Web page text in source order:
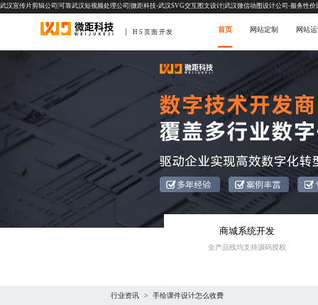
武汉宣传片剪辑公司|可靠武汉短视频处理公司|微距科技-武汉SVG交互图文设计|武汉微信动图设计公司-服务性价
H5页面开发 首页 网站定制 网站
商城系统开发
全产品线均支持源码授权
行业资讯 > 手绘课件设计怎么收费